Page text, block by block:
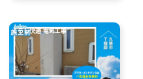
くらし快適 電気工事